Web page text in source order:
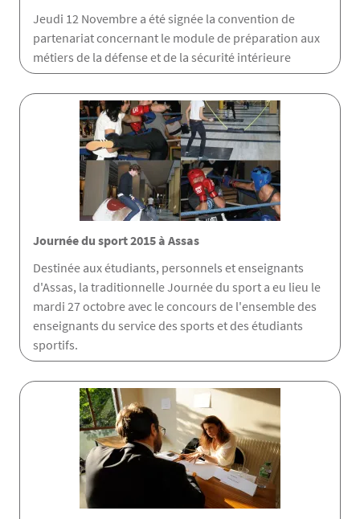
Jeudi 12 Novembre a été signée la convention de
partenariat concernant le module de préparation aux
métiers de la défense et de la sécurité intérieure
Journée du sport 2015 à Assas
Destinée aux étudiants, personnels et enseignants
d'Assas, la traditionnelle Journée du sport a eu lieu le
mardi 27 octobre avec le concours de l'ensemble des
enseignants du service des sports et des étudiants
sportifs.